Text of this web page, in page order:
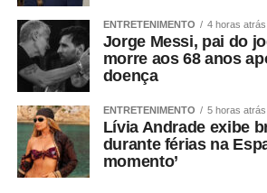
ENTRETENIMENTO 4 horas atrás
Jorge Messi, pai do
morre aos 68 anos
doença
ENTRETENIMENTO 5 horas atrás
Lívia Andrade exibe
durante férias na
momento’